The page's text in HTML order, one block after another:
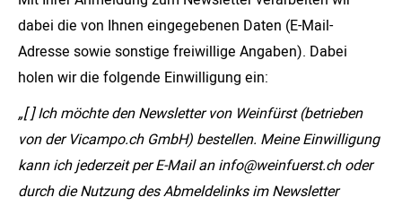
dabei die von Ihnen eingegebenen Daten (E-Mail-
Adresse sowie sonstige freiwillige Angaben). Dabei
holen wir die folgende Einwilligung ein:
„[ ] Ich möchte den Newsletter von Weinfürst (betrieben
von der Vicampo.ch GmbH) bestellen. Meine Einwilligung
kann ich jederzeit per E-Mail an info@weinfuerst.ch oder
durch die Nutzung des Abmeldelinks im Newsletter